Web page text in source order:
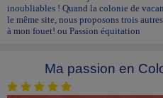
inoubliables ! Quand la colonie de
le même site, nous proposons trois
à mon fouet! ou Passion équitation
Ma passion en